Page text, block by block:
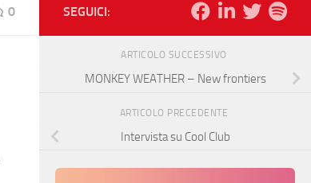
0 SEGUICI:
ARTICOLO SUCCESSIVO
MONKEY WEATHER – New frontiers
ARTICOLO PRECEDENTE
Intervista su Cool Club